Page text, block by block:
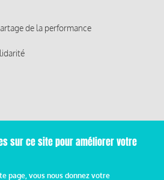
de la performance
Social - Réalisé parCafffeine
sur ce site pour améliorer votre
page, vous nous donnez votre